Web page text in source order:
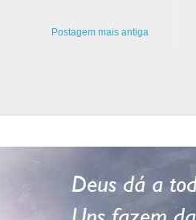
Postagem mais antiga